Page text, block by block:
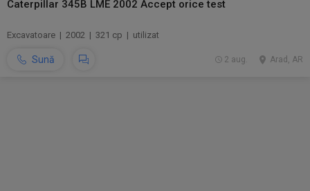
Caterpillar 345B LME 2002 Accept orice test
Excavatoare | 2002 | 321 cp | utilizat
Sună Arad, AR
2 aug.